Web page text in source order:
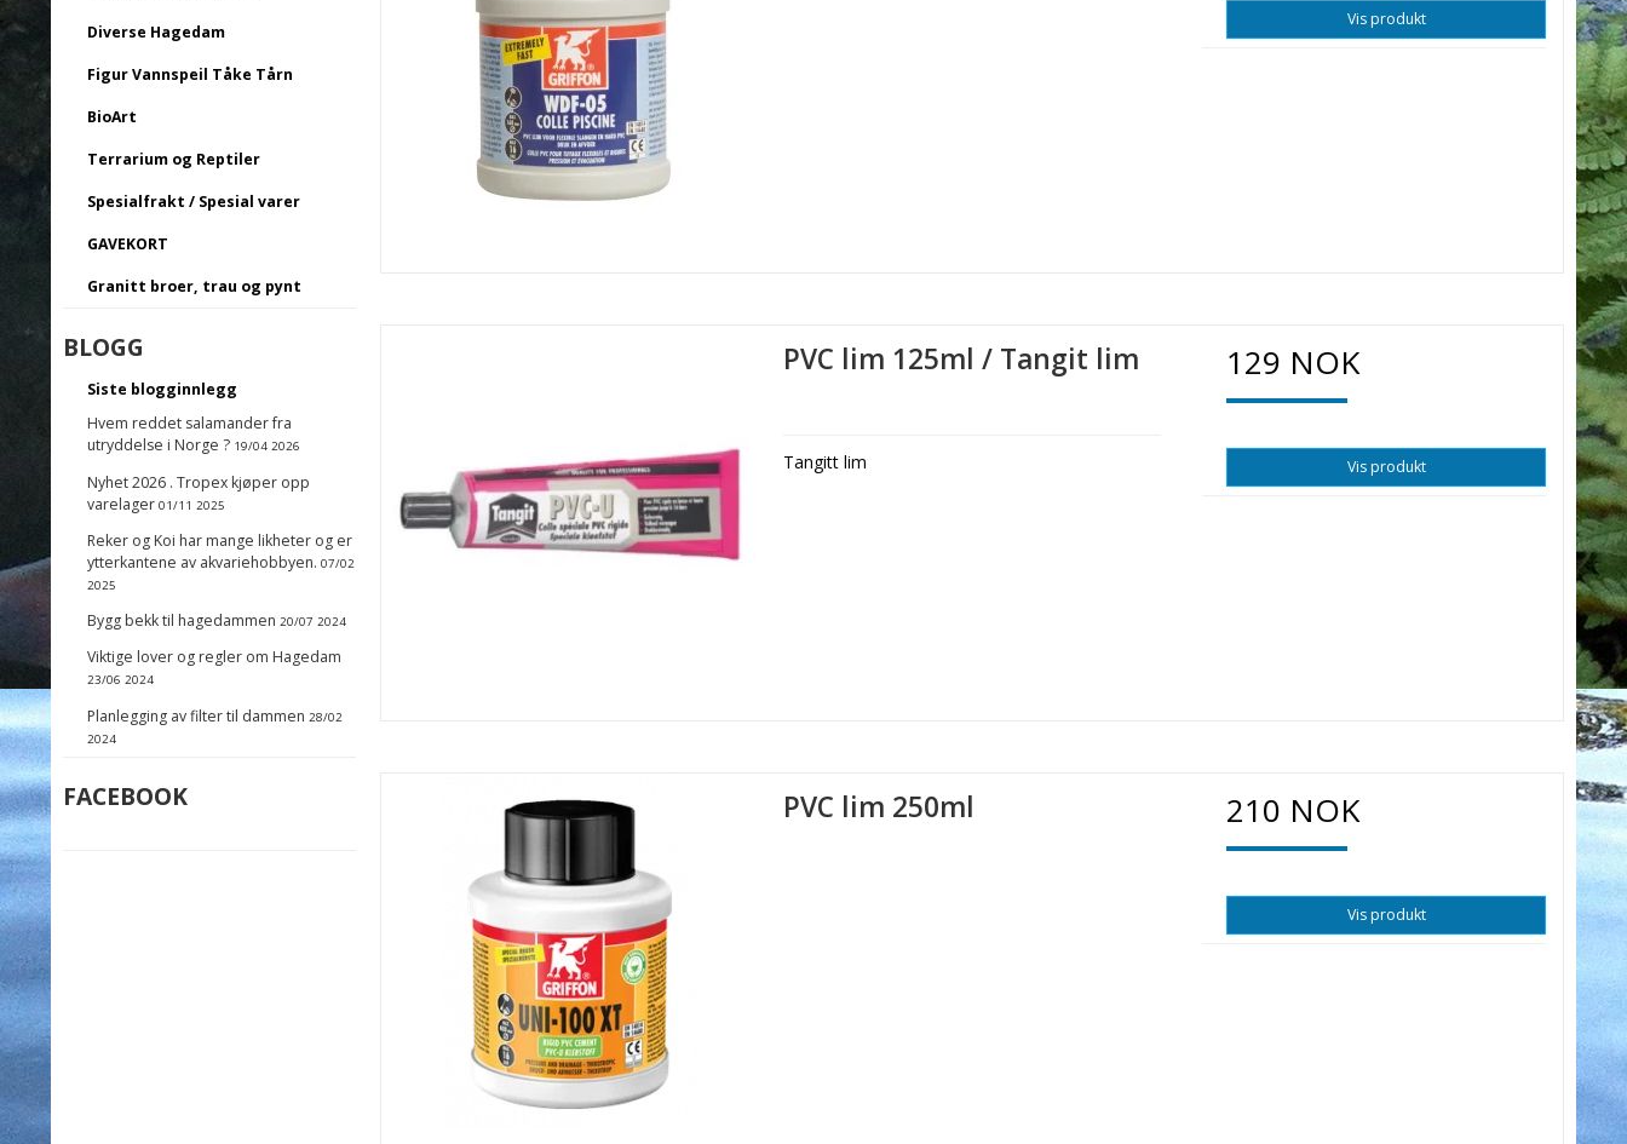
Diverse Hagedam
Figur Vannspeil Tåke Tårn
BioArt
Terrarium og Reptiler
Spesialfrakt / Spesial varer
GAVEKORT
Granitt broer, trau og pynt
BLOGG
Siste blogginnlegg
Hvem reddet salamander fra
utryddelse i Norge ? 19/04 2026
Nyhet 2026 . Tropex kjøper opp
varelager 01/11 2025
Reker og Koi har mange likheter og er
ytterkantene av akvariehobbyen. 07/02
2025
Bygg bekk til hagedammen 20/07 2024
Viktige lover og regler om Hagedam
23/06 2024
Planlegging av filter til dammen 28/02
2024
FACEBOOK
Vis produkt
PVC lim 125ml / Tangit lim
Tangitt lim
129 NOK
Vis produkt
PVC lim 250ml 210 NOK
Vis produkt